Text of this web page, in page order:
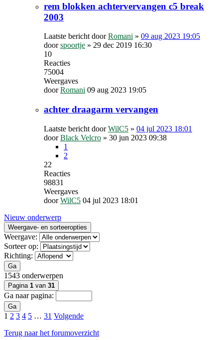
rem blokken achtervervangen c5 break
2003
Laatste bericht doorRomani » 09 aug 2023 19:05
doorspoortje » 29 dec 2019 16:30
10
Reacties
75004
Weergaves
doorRomani 09 aug 2023 19:05
achter draagarm vervangen
Laatste bericht doorWilC5 » 04 jul 2023 18:01
doorBlack Velcro » 30 jun 2023 09:38
1
2
22
Reacties
98831
Weergaves
doorWilC5 04 jul 2023 18:01
Nieuw onderwerp
Weergave- en sorteeropties
Weergave:
Sorteer op:
Richting:
Ga
1543 onderwerpen
Pagina 1 van 31
Ga naar pagina:
Ga
1 2 3 4 5 … 31 Volgende
Terug naar het forumoverzicht